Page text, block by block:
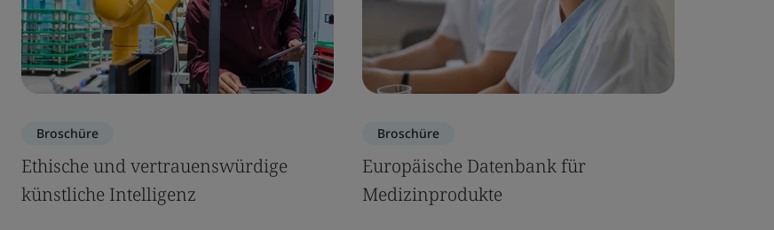
Broschüre
Ethische und vertrauenswürdige
künstliche Intelligenz
Broschüre
Europäische Datenbank für
Medizinprodukte